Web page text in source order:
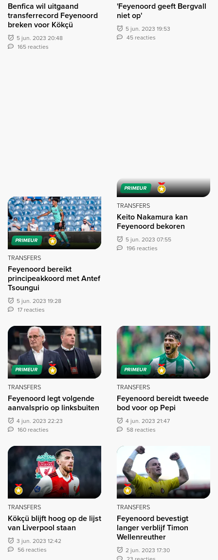
Benfica wil uitgaand
transferrecord Feyenoord
breken voor Kökçü
5 jun. 2023 20:48
165 reacties
'Feyenoord geeft Bergvall
niet op'
5 jun. 2023 19:53
45 reacties
PRIMEUR
TRANSFERS
Feyenoord bereikt
principeakkoord met Antef
Tsoungui
5 jun. 2023 19:28
17 reacties
PRIMEUR
TRANSFERS
Keito Nakamura kan
Feyenoord bekoren
5 jun. 2023 07:55
196 reacties
PRIMEUR
TRANSFERS
Feyenoord legt volgende
aanvalsprio op linksbuiten
4 jun. 2023 22:23
160 reacties
PRIMEUR
TRANSFERS
Feyenoord bereidt tweede
bod voor op Pepi
4 jun. 2023 21:47
58 reacties
TRANSFERS
Kökçü blijft hoog op de lijst
van Liverpool staan
3 jun. 2023 12:42
56 reacties
TRANSFERS
Feyenoord bevestigt
langer verblijf Timon
Wellenreuther
2 jun. 2023 17:30